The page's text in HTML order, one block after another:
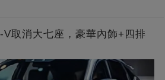
取消大七座，豪華內飾+四排